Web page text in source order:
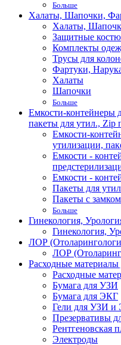
Больше
Халаты, Шапочки,
Халаты,
Защитные
Комплекты
Трусы для
Фартуки,
Халаты
Шапочки
Больше
Емкости-контейнеры
пакеты для утил., Zip
Емкости-
утилизации,
Емкости -
Емкости -
Пакеты для
Пакеты с
Больше
Гинекология,
Гинекология,
ЛОР
ЛОР
Расходные
Расходные
Бумага для УЗИ
Бумага для ЭКГ
Гели для УЗИ и
Презервативы
Рентгеновская
Электроды